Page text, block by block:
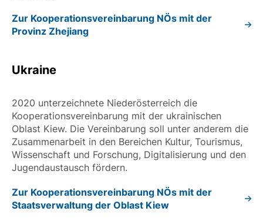
Zur Kooperationsvereinbarung NÖs mit der
Provinz Zhejiang
Ukraine
2020 unterzeichnete Niederösterreich die
Kooperationsvereinbarung mit der ukrainischen
Oblast Kiew. Die Vereinbarung soll unter anderem die
Zusammenarbeit in den Bereichen Kultur, Tourismus,
Wissenschaft und Forschung, Digitalisierung und den
Jugendaustausch fördern.
Zur Kooperationsvereinbarung NÖs mit der
Staatsverwaltung der Oblast Kiew